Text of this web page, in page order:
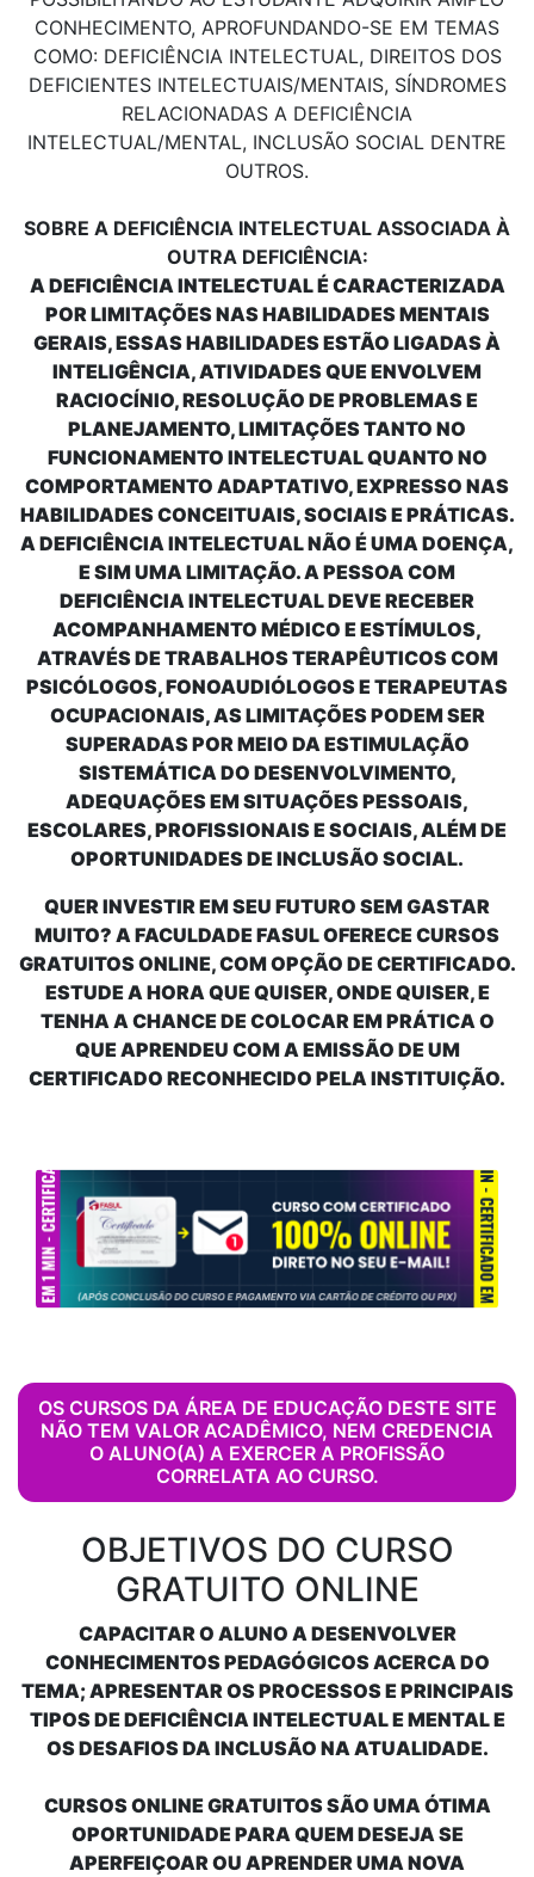
CONHECIMENTO, APROFUNDANDO-SE EM TEMAS
COMO: DEFICIÊNCIA INTELECTUAL, DIREITOS DOS
DEFICIENTES INTELECTUAIS/MENTAIS, SÍNDROMES
RELACIONADAS A DEFICIÊNCIA
INTELECTUAL/MENTAL, INCLUSÃO SOCIAL DENTRE
OUTROS.
SOBRE A DEFICIÊNCIA INTELECTUAL ASSOCIADA À
OUTRA DEFICIÊNCIA:
A DEFICIÊNCIA INTELECTUAL É CARACTERIZADA
POR LIMITAÇÕES NAS HABILIDADES MENTAIS
GERAIS, ESSAS HABILIDADES ESTÃO LIGADAS À
INTELIGÊNCIA, ATIVIDADES QUE ENVOLVEM
RACIOCÍNIO, RESOLUÇÃO DE PROBLEMAS E
PLANEJAMENTO, LIMITAÇÕES TANTO NO
FUNCIONAMENTO INTELECTUAL QUANTO NO
COMPORTAMENTO ADAPTATIVO, EXPRESSO NAS
HABILIDADES CONCEITUAIS, SOCIAIS E PRÁTICAS.
A DEFICIÊNCIA INTELECTUAL NÃO É UMA DOENÇA,
E SIM UMA LIMITAÇÃO. A PESSOA COM
DEFICIÊNCIA INTELECTUAL DEVE RECEBER
ACOMPANHAMENTO MÉDICO E ESTÍMULOS,
ATRAVÉS DE TRABALHOS TERAPÊUTICOS COM
PSICÓLOGOS, FONOAUDIÓLOGOS E TERAPEUTAS
OCUPACIONAIS, AS LIMITAÇÕES PODEM SER
SUPERADAS POR MEIO DA ESTIMULAÇÃO
SISTEMÁTICA DO DESENVOLVIMENTO,
ADEQUAÇÕES EM SITUAÇÕES PESSOAIS,
ESCOLARES, PROFISSIONAIS E SOCIAIS, ALÉM DE
OPORTUNIDADES DE INCLUSÃO SOCIAL.
QUER INVESTIR EM SEU FUTURO SEM GASTAR
MUITO? A FACULDADE FASUL OFERECECURSOS
GRATUITOSONLINE, COM OPÇÃO DE CERTIFICADO.
ESTUDE A HORA QUE QUISER, ONDE QUISER, E
TENHA A CHANCE DE COLOCAR EM PRÁTICA O
QUE APRENDEU COM A EMISSÃO DE UM
CERTIFICADO RECONHECIDO PELA INSTITUIÇÃO.
OS CURSOS DA ÁREA DE EDUCAÇÃO DESTE SITE
NÃO TEM VALOR ACADÊMICO, NEM CREDENCIA
O ALUNO(A) A EXERCER A PROFISSÃO
CORRELATA AO CURSO.
OBJETIVOS DO CURSO
GRATUITO ONLINE
CAPACITAR O ALUNO A DESENVOLVER
CONHECIMENTOS PEDAGÓGICOS ACERCA DO
TEMA; APRESENTAR OS PROCESSOS E PRINCIPAIS
TIPOS DE DEFICIÊNCIA INTELECTUAL E MENTAL E
OS DESAFIOS DA INCLUSÃO NA ATUALIDADE.
CURSOS ONLINE GRATUITOSSÃO UMA ÓTIMA
OPORTUNIDADE PARA QUEM DESEJA SE
APERFEIÇOAR OU APRENDER UMA NOVA